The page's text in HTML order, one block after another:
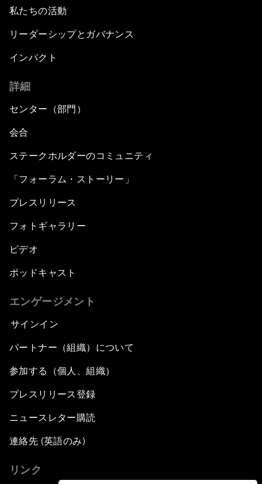
私たちの活動
リーダーシップとガバナンス
インパクト
詳細
センター（部門）
会合
ステークホルダーのコミュニティ
「フォーラム・ストーリー」
プレスリリース
フォトギャラリー
ビデオ
ポッドキャスト
エンゲージメント
サインイン
パートナー（組織）について
参加する（個人、組織）
プレスリリース登録
ニュースレター購読
連絡先 (英語のみ)
リンク